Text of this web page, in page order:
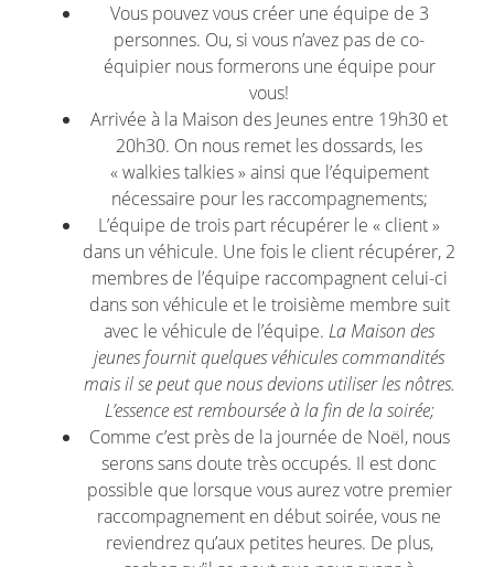
Vous pouvez vous créer une équipe de 3
personnes. Ou, si vous n’avez pas de co-
équipier nous formerons une équipe pour
vous!
Arrivée à la Maison des Jeunes entre 19h30 et
20h30. On nous remet les dossards, les
« walkies talkies » ainsi que l’équipement
nécessaire pour les raccompagnements;
L’équipe de trois part récupérer le « client »
dans un véhicule. Une fois le client récupérer, 2
membres de l’équipe raccompagnent celui-ci
dans son véhicule et le troisième membre suit
avec le véhicule de l’équipe. La Maison des
jeunes fournit quelques véhicules commandités
mais il se peut que nous devions utiliser les nôtres.
L’essence est remboursée à la fin de la soirée;
Comme c’est près de la journée de Noël, nous
serons sans doute très occupés. Il est donc
possible que lorsque vous aurez votre premier
raccompagnement en début soirée, vous ne
reviendrez qu’aux petites heures. De plus,